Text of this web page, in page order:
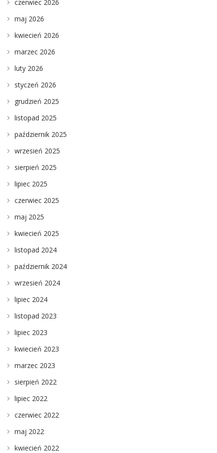
czerwiec 2026
maj 2026
kwiecień 2026
marzec 2026
luty 2026
styczeń 2026
grudzień 2025
listopad 2025
październik 2025
wrzesień 2025
sierpień 2025
lipiec 2025
czerwiec 2025
maj 2025
kwiecień 2025
listopad 2024
październik 2024
wrzesień 2024
lipiec 2024
listopad 2023
lipiec 2023
kwiecień 2023
marzec 2023
sierpień 2022
lipiec 2022
czerwiec 2022
maj 2022
kwiecień 2022